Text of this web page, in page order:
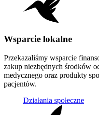
Wsparcie lokalne
Przekazaliśmy wsparcie
zakup niezbędnych środków
medycznego oraz produkty
pacjentów.
Działania społeczne